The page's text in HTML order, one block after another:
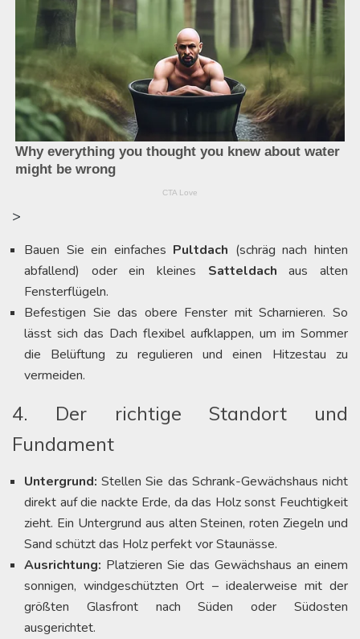
>
Bauen Sie ein einfaches Pultdach (schräg nach hinten
abfallend) oder ein kleines Satteldach aus alten
Fensterflügeln.
Befestigen Sie das obere Fenster mit Scharnieren. So
lässt sich das Dach flexibel aufklappen, um im Sommer
die Belüftung zu regulieren und einen Hitzestau zu
vermeiden.
4. Der richtige Standort und
Fundament
Untergrund: Stellen Sie das Schrank-Gewächshaus nicht
direkt auf die nackte Erde, da das Holz sonst Feuchtigkeit
zieht. Ein Untergrund aus alten Steinen, roten Ziegeln und
Sand schützt das Holz perfekt vor Staunässe.
Ausrichtung: Platzieren Sie das Gewächshaus an einem
sonnigen, windgeschützten Ort – idealerweise mit der
größten Glasfront nach Süden oder Südosten
ausgerichtet.